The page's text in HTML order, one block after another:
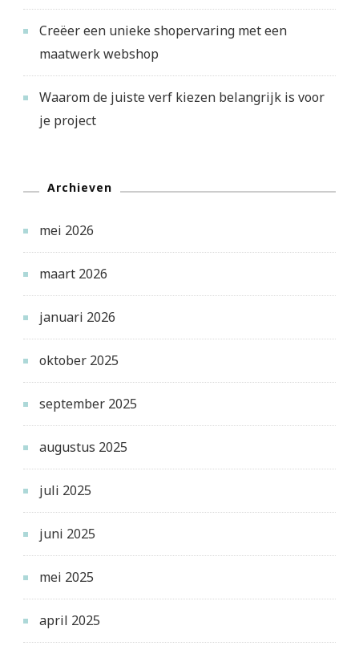
Creëer een unieke shopervaring met een
maatwerk webshop
Waarom de juiste verf kiezen belangrijk is voor
je project
Archieven
mei 2026
maart 2026
januari 2026
oktober 2025
september 2025
augustus 2025
juli 2025
juni 2025
mei 2025
april 2025